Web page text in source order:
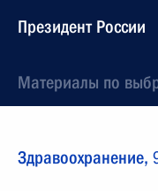
Президент России
Материалы по
Здравоохранение,